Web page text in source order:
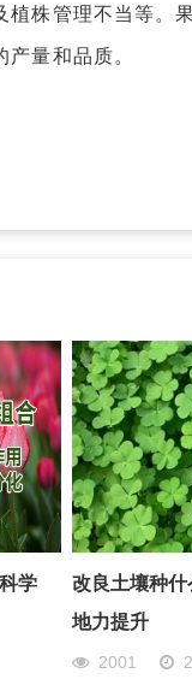
植株管理不当等。
量和品质。
学
改良土壤种
地力提升
2001